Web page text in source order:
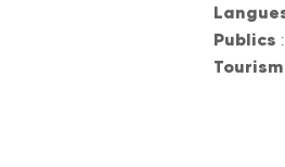
Publics